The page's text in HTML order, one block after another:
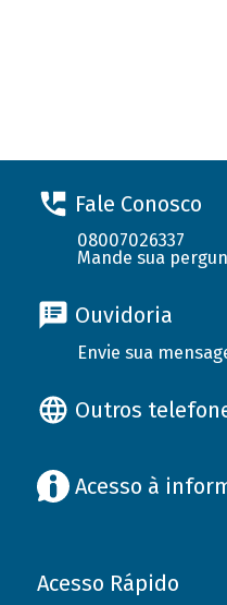
Fale Conosco
08007026337
Mande sua
Ouvidoria
Envie sua
Outros
Acesso à
Acesso Rápido